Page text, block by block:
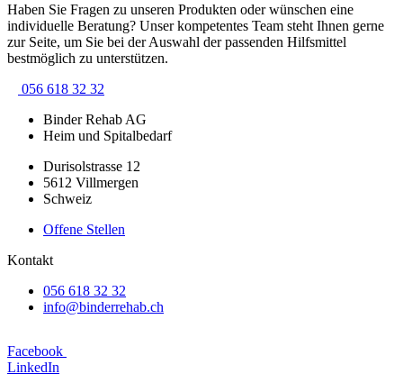
Haben Sie Fragen zu unseren Produkten oder wünschen eine
individuelle Beratung? Unser kompetentes Team steht Ihnen gerne
zur Seite, um Sie bei der Auswahl der passenden Hilfsmittel
bestmöglich zu unterstützen.
056 618 32 32
Binder Rehab AG
Heim und Spitalbedarf
Durisolstrasse 12
5612 Villmergen
Schweiz
Offene Stellen
Kontakt
056 618 32 32
info@binderrehab.ch
Facebook
LinkedIn